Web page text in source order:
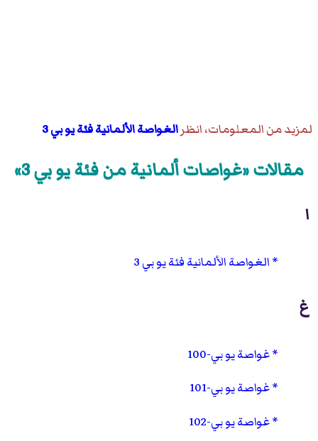
لمزيد من المعلومات، انظرالغواصة الألمانية فئة يو بي 3
مقالات «غواصات ألمانية من فئة يو بي 3»
ا
الغواصة الألمانية فئة يو بي 3
غ
غواصة يو بي-100
غواصة يو بي-101
غواصة يو بي-102